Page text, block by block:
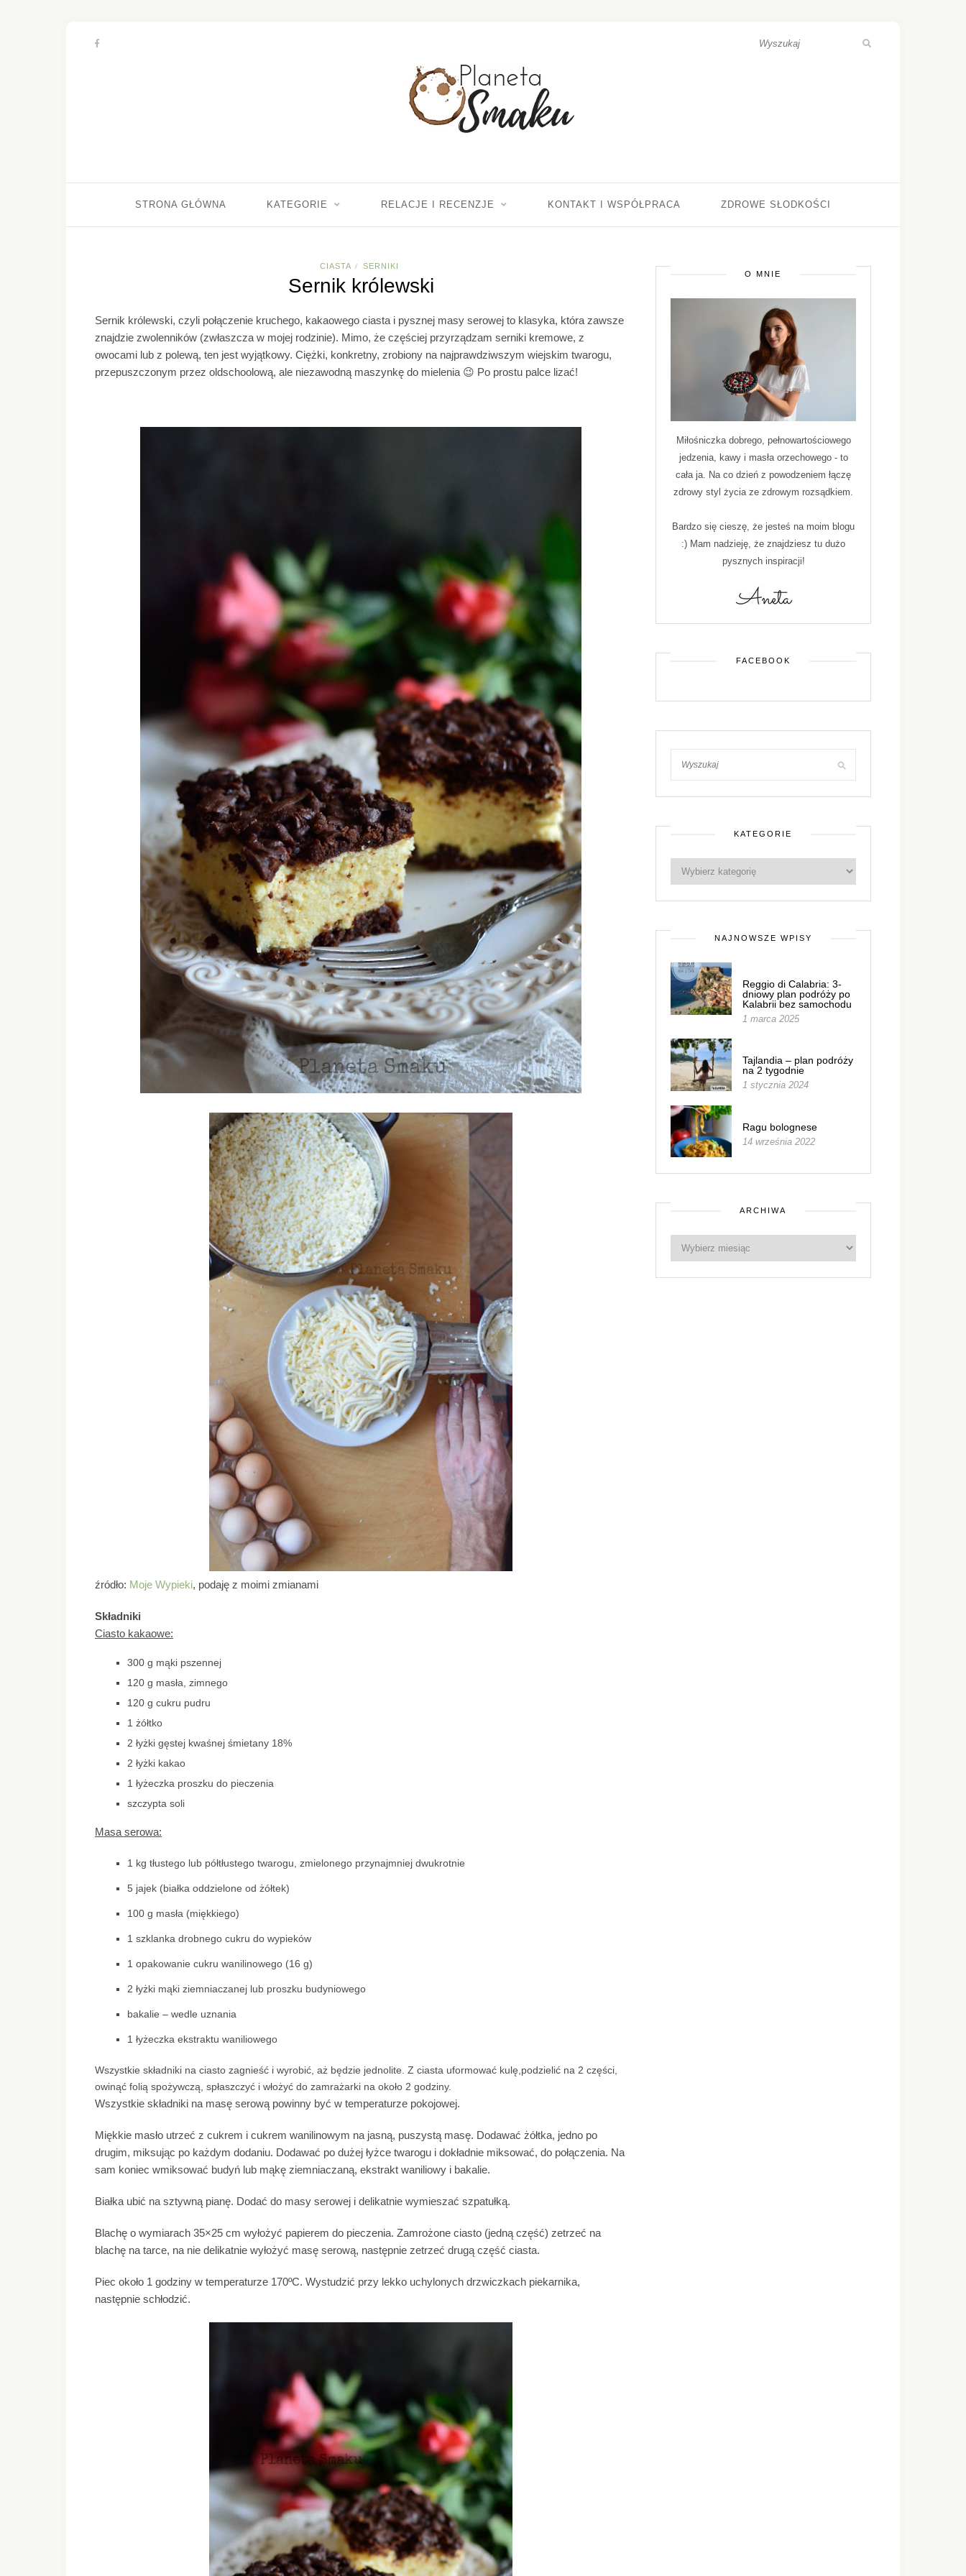
STRONA GŁÓWNA KATEGORIE RELACJE I RECENZJE KONTAKT I WSPÓŁPRACA ZDROWE SŁODKOŚCI
CIASTA / SERNIKI
Sernik królewski
Sernik królewski, czyli połączenie kruchego, kakaowego ciasta i pysznej masy serowej to klasyka, która zawsze
znajdzie zwolenników (zwłaszcza w mojej rodzinie). Mimo, że częściej przyrządzam serniki kremowe, z
owocami lub z polewą, ten jest wyjątkowy. Ciężki, konkretny, zrobiony na najprawdziwszym wiejskim twarogu,
przepuszczonym przez oldschoolową, ale niezawodną maszynkę do mielenia 😉 Po prostu palce lizać!
źródło: Moje Wypieki, podaję z moimi zmianami
Składniki
Ciasto kakaowe:
300 g mąki pszennej
120 g masła, zimnego
120 g cukru pudru
1 żółtko
2 łyżki gęstej kwaśnej śmietany 18%
2 łyżki kakao
1 łyżeczka proszku do pieczenia
szczypta soli
Masa serowa:
1 kg tłustego lub półtłustego twarogu, zmielonego przynajmniej dwukrotnie
5 jajek (białka oddzielone od żółtek)
100 g masła (miękkiego)
1 szklanka drobnego cukru do wypieków
1 opakowanie cukru wanilinowego (16 g)
2 łyżki mąki ziemniaczanej lub proszku budyniowego
bakalie – wedle uznania
1 łyżeczka ekstraktu waniliowego
Wszystkie składniki na ciasto zagnieść i wyrobić, aż będzie jednolite. Z ciasta uformować kulę,podzielić na 2 części,
owinąć folią spożywczą, spłaszczyć i włożyć do zamrażarki na około 2 godziny.
Wszystkie składniki na masę serową powinny być w temperaturze pokojowej.
Miękkie masło utrzeć z cukrem i cukrem wanilinowym na jasną, puszystą masę. Dodawać żółtka, jedno po
drugim, miksując po każdym dodaniu. Dodawać po dużej łyżce twarogu i dokładnie miksować, do połączenia. Na
sam koniec wmiksować budyń lub mąkę ziemniaczaną, ekstrakt waniliowy i bakalie.
Białka ubić na sztywną pianę. Dodać do masy serowej i delikatnie wymieszać szpatułką.
Blachę o wymiarach 35×25 cm wyłożyć papierem do pieczenia. Zamrożone ciasto (jedną część) zetrzeć na
blachę na tarce, na nie delikatnie wyłożyć masę serową, następnie zetrzeć drugą część ciasta.
Piec około 1 godziny w temperaturze 170ºC. Wystudzić przy lekko uchylonych drzwiczkach piekarnika,
następnie schłodzić.
O MNIE
Miłośniczka dobrego, pełnowartościowego
jedzenia, kawy i masła orzechowego - to
cała ja. Na co dzień z powodzeniem łączę
zdrowy styl życia ze zdrowym rozsądkiem.
Bardzo się cieszę, że jesteś na moim blogu
:) Mam nadzieję, że znajdziesz tu dużo
pysznych inspiracji!
FACEBOOK
KATEGORIE
NAJNOWSZE WPISY
Reggio di Calabria: 3-
dniowy plan podróży po
Kalabrii bez samochodu
1 marca 2025
Tajlandia – plan podróży
na 2 tygodnie
1 stycznia 2024
Ragu bolognese
14 września 2022
ARCHIWA